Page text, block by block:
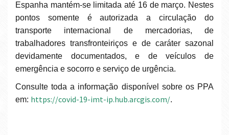
Espanha mantém-se limitada até 16 de março. Nestes
pontos somente é autorizada a circulação do
transporte internacional de mercadorias, de
trabalhadores transfronteiriços e de caráter sazonal
devidamente documentados, e de veículos de
emergência e socorro e serviço de urgência.
Consulte toda a informação disponível sobre os PPA
em: https://covid-19-imt-ip.hub.arcgis.com/.